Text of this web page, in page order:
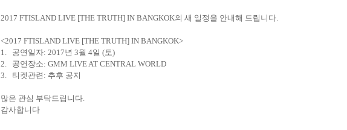
2017 FTISLAND LIVE [THE TRUTH] IN BANGKOK의 새 일정을 안내해 드립니다.
<2017 FTISLAND LIVE [THE TRUTH] IN BANGKOK>
1. 공연일자: 2017년 3월 4일 (토)
2. 공연장소: GMM LIVE AT CENTRAL WORLD
3. 티켓관련 : 추후 공지
많은 관심 부탁드립니다.
감사합니다